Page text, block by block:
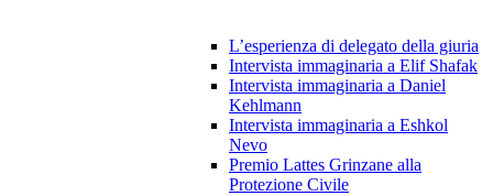
L’esperienza di delegato della giuria
Intervista immaginaria a Elif Shafak
Intervista immaginaria a Daniel
Kehlmann
Intervista immaginaria a Eshkol
Nevo
Premio Lattes Grinzane alla
Protezione Civile